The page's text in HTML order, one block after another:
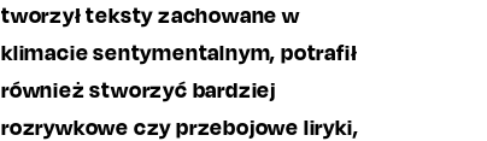
tworzył teksty zachowane w
klimacie sentymentalnym, potrafił
również stworzyć bardziej
rozrywkowe czy przebojowe liryki,